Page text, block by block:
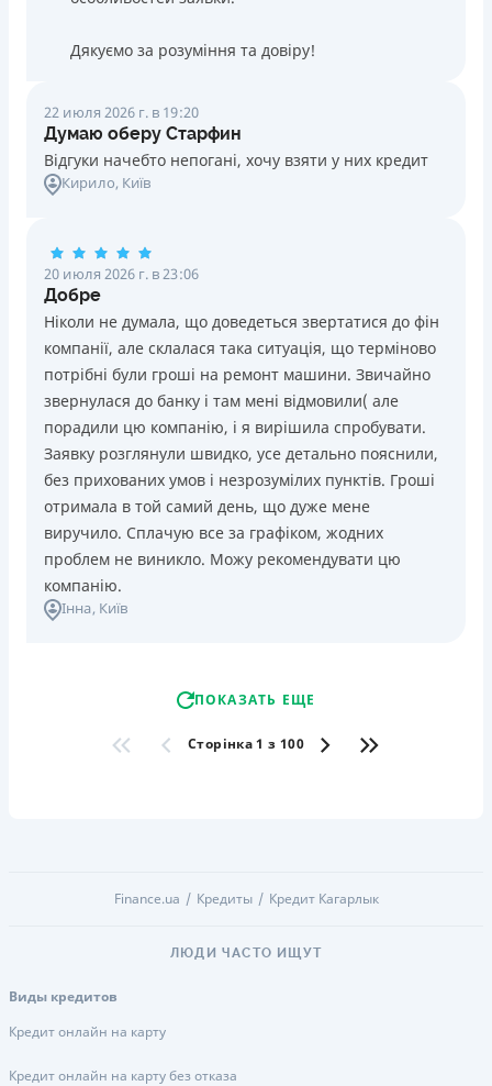
Дякуємо за розуміння та довіру!
22 июля 2026 г. в 19:20
Думаю оберу Старфин
Відгуки начебто непогані, хочу взяти у них кредит
Кирило, Київ
20 июля 2026 г. в 23:06
Добре
Ніколи не думала, що доведеться звертатися до фін
компанії, але склалася така ситуація, що терміново
потрібні були гроші на ремонт машини. Звичайно
звернулася до банку і там мені відмовили( але
порадили цю компанію, і я вирішила спробувати.
Заявку розглянули швидко, усе детально пояснили,
без прихованих умов і незрозумілих пунктів. Гроші
отримала в той самий день, що дуже мене
виручило. Сплачую все за графіком, жодних
проблем не виникло. Можу рекомендувати цю
компанію.
Інна, Київ
ПОКАЗАТЬ ЕЩЕ
Сторінка 1 з 100
Finance.ua Кредиты Кредит Кагарлык
ЛЮДИ ЧАСТО ИЩУТ
Виды кредитов
Кредит онлайн на карту
Кредит онлайн на карту без отказа